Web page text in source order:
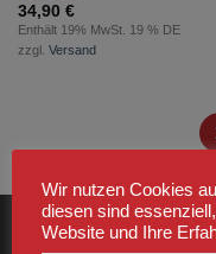
34,90 €
Enthält 19% MwSt. 19 % DE
zzgl. Versand
Wir nutzen Cookies
diesen sind
Website und Ihre